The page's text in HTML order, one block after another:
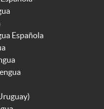
Española